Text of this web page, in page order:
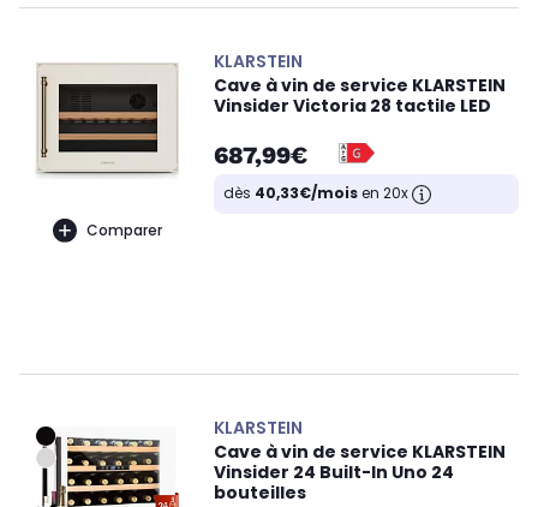
Comparer
KLARSTEIN
Cave à vin de service KLARSTEIN
Vinsider Victoria 28 tactile LED
687,99€
dès 40,33€/moisen 20x
KLARSTEIN
Cave à vin de service KLARSTEIN
Vinsider 24 Built-In Uno 24
bouteilles